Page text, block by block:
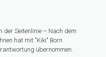
der Seitenlinie – Nach dem
hat mit "Kiki" Born
übernommen.